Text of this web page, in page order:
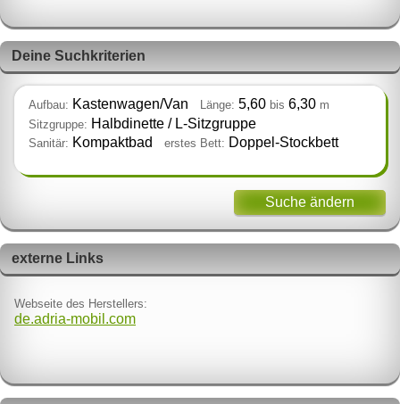
Deine Suchkriterien
Aufbau: Kastenwagen/Van Länge: 5,60 bis 6,30 m
Sitzgruppe: Halbdinette / L‑Sitzgruppe
Sanitär: Kompaktbad erstes Bett: Doppel‑Stockbett
Suche ändern
externe Links
Webseite des Herstellers:
de.adria-mobil.com